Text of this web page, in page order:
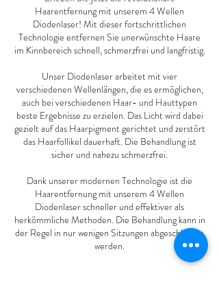
Haarentfernung mit unserem 4 Wellen
Diodenlaser! Mit dieser fortschrittlichen
Technologie entfernen Sie unerwünschte Haare
im Kinnbereich schnell, schmerzfrei und langfristig.
Unser Diodenlaser arbeitet mit vier
verschiedenen Wellenlängen, die es ermöglichen,
auch bei verschiedenen Haar- und Hauttypen
beste Ergebnisse zu erzielen. Das Licht wird dabei
gezielt auf das Haarpigment gerichtet und zerstört
das Haarfollikel dauerhaft. Die Behandlung ist
sicher und nahezu schmerzfrei.
Dank unserer modernen Technologie ist die
Haarentfernung mit unserem 4 Wellen
Diodenlaser schneller und effektiver als
herkömmliche Methoden. Die Behandlung kann in
der Regel in nur wenigen Sitzungen abgeschlossen
werden.